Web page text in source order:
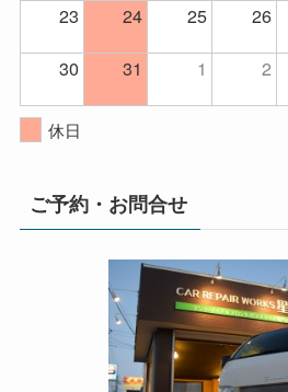
23 24 25 26
30
31 1 2
休日
ご予約・お問合せ